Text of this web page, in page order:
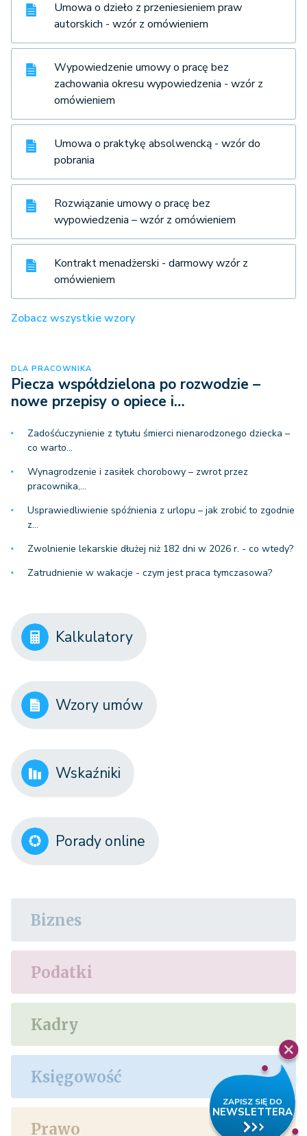
Umowa o dzieło z przeniesieniem praw
autorskich - wzór z omówieniem
Wypowiedzenie umowy o pracę bez
zachowania okresu wypowiedzenia - wzór z
omówieniem
Umowa o praktykę absolwencką - wzór do
pobrania
Rozwiązanie umowy o pracę bez
wypowiedzenia – wzór z omówieniem
Kontrakt menadżerski - darmowy wzór z
omówieniem
Zobacz wszystkie wzory
DLA PRACOWNIKA
Piecza współdzielona po rozwodzie –
nowe przepisy o opiece i…
Zadośćuczynienie z tytułu śmierci nienarodzonego dziecka –
co warto…
Wynagrodzenie i zasiłek chorobowy – zwrot przez
pracownika,…
Usprawiedliwienie spóźnienia z urlopu – jak zrobić to zgodnie
z…
Zwolnienie lekarskie dłużej niż 182 dni w 2026 r. - co wtedy?
Zatrudnienie w wakacje - czym jest praca tymczasowa?
Kalkulatory
Wzory umów
Wskaźniki
Porady online
Biznes
Podatki
Kadry
Księgowość
Prawo